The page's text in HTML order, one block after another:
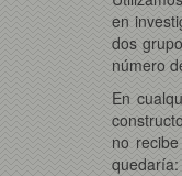
en
dos
número
En
no
quedaría: